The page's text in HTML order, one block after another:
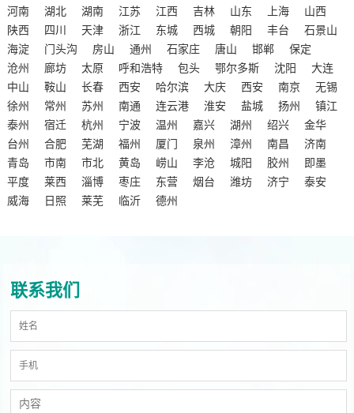
河南
湖北 湖南 江苏 江西 吉林 山东 上海
山西
陕西
四川 天津 浙江 东城 西城 朝阳 丰台
石景山
海淀
门头沟 房山 通州 石家庄 唐山 邯郸
保定
沧州
廊坊 太原 呼和浩特 包头 鄂尔多斯 沈阳
大连
中山
鞍山 长春 西安 哈尔滨 大庆 西安 南京
无锡
徐州
常州 苏州 南通 连云港 淮安 盐城 扬州
镇江
泰州
宿迁 杭州 宁波 温州 嘉兴 湖州 绍兴
金华
台州
合肥 芜湖 福州 厦门 泉州 漳州 南昌
济南
青岛
市南 市北 黄岛 崂山 李沧 城阳 胶州
即墨
平度
莱西 淄博 枣庄 东营 烟台 潍坊 济宁
泰安
威海
日照 莱芜 临沂 德州
联系我们